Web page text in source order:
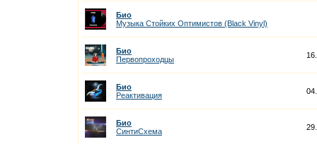
Био
Музыка Стойких Оптимистов (Black Vinyl)
Био
Первопроходцы
Био
Реактивация
Био
СинтиСхема